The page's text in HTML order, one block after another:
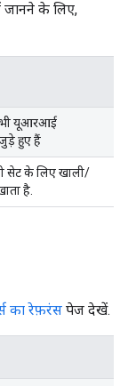
जानने के लिए,
यूआरआई
हुए हैं
सेट के लिए खाली/
है.
का रेफ़रंस पेज देखें.